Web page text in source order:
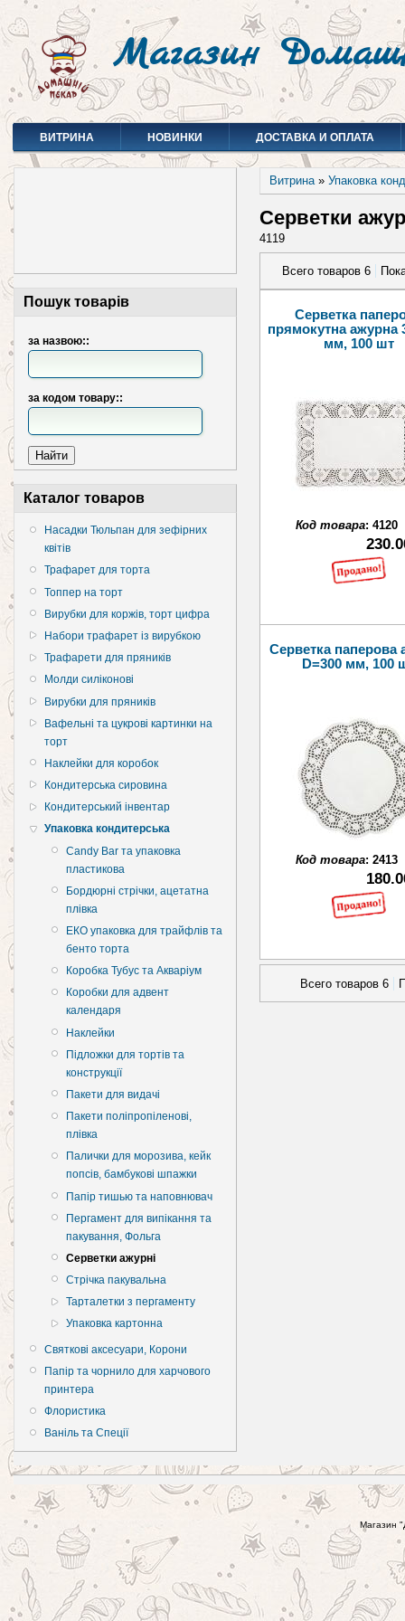
Магазин
ВИТРИНА НОВИНКИ ДОСТАВКА И ОПЛАТА
Пошук товарів
за назвою::
за кодом товару::
Каталог товаров
Насадки Тюльпан для зефірних
квітів
Трафарет для торта
Топпер на торт
Вирубки для коржів, торт цифра
Набори трафарет із вирубкою
Трафарети для пряників
Молди силіконові
Вирубки для пряників
Вафельні та цукрові картинки на
торт
Наклейки для коробок
Кондитерська сировина
Кондитерський інвентар
Упаковка кондитерська
Candy Bar та упаковка
пластикова
Бордюрні стрічки, ацетатна
плівка
ЕКО упаковка для трайфлів та
бенто торта
Коробка Тубус та Акваріум
Коробки для адвент
календаря
Наклейки
Підложки для тортів та
конструкції
Пакети для видачі
Пакети поліпропіленові,
плівка
Палички для морозива, кейк
попсів, бамбукові шпажки
Папір тишью та наповнювач
Пергамент для випікання та
пакування, Фольга
Серветки ажурні
Стрічка пакувальна
Тарталетки з пергаменту
Упаковка картонна
Святкові аксесуари, Корони
Папір та чорнило для харчового
принтера
Флористика
Ваніль та Спеції
Витрина» Упаковка
Серветки
4119
Всего товаров 6
Серветка
прямокутна ажурна
мм, 100 шт
Код товара: 4120
Серветка паперова
D=300 мм, 100
Код товара: 2413
Всего товаров 6
Магазин